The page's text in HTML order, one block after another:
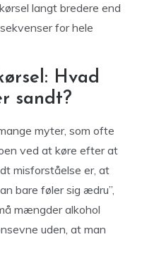
langt bredere end
for hele
Hvad
sandt?
myter, som ofte
ved at køre efter at
misforståelse er, at
bare føler sig ædru”,
mængder alkohol
uden, at man